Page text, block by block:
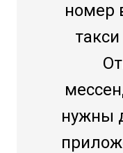
номер
нужны